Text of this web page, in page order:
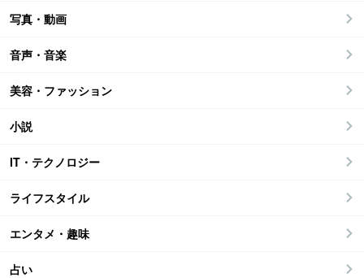
写真・動画
音声・音楽
美容・ファッション
小説
IT・テクノロジー
ライフスタイル
エンタメ・趣味
占い